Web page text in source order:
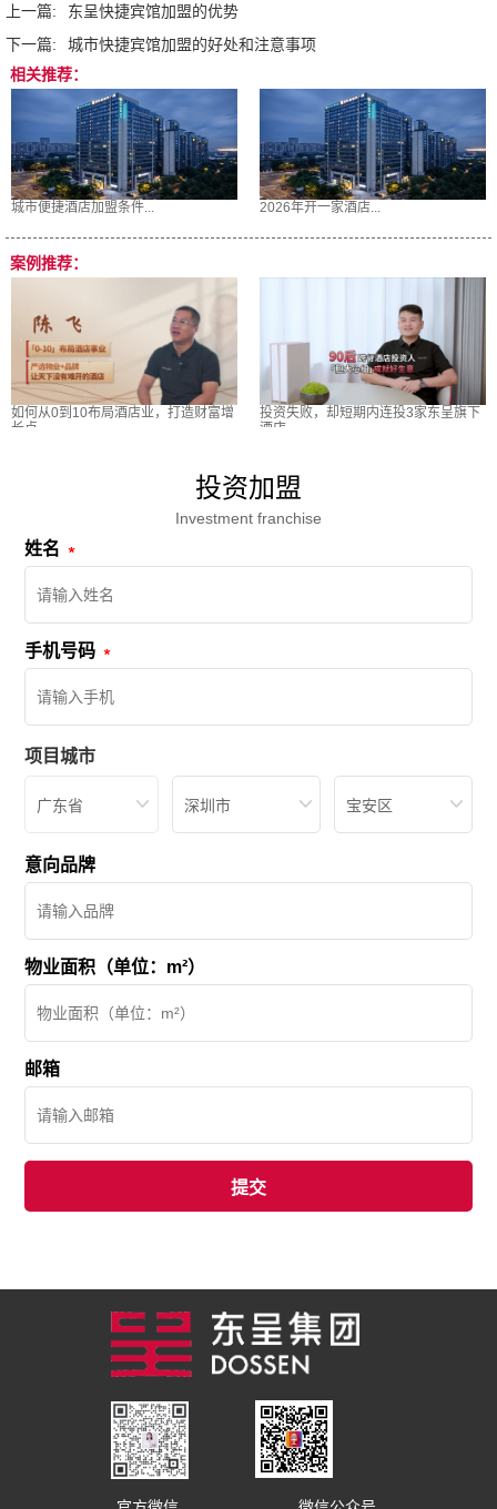
上一篇:
东呈快捷宾馆加盟的优势
下一篇:
城市快捷宾馆加盟的好处和注意事项
相关推荐：
城市便捷酒店加盟条件... 2026年开一家酒店...
案例推荐：
如何从0到10布局酒店业，打造财富增
长点
投资失败，却短期内连投3家东呈旗下
酒店
投资加盟
Investment franchise
姓名
手机号码
项目城市
广东省 深圳市 宝安区
意向品牌
物业面积（单位：m²）
邮箱